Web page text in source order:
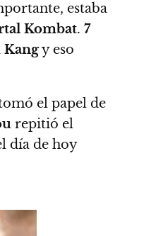
estaba
Kombat. 7
y eso
el papel de
repitió el
día de hoy